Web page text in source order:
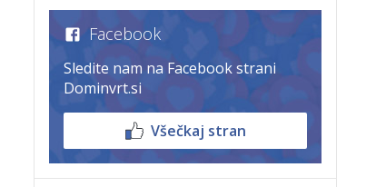
Facebook
Sledite nam na Facebook strani
Dominvrt.si
Všečkaj stran